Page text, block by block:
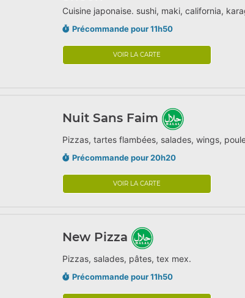
Cuisine japonaise. sushi, maki, california,
Précommande pour 11h50
VOIR LA CARTE
Nuit Sans Faim
Pizzas, tartes flambées, salades, wings,
Précommande pour 20h20
VOIR LA CARTE
New Pizza
Pizzas, salades, pâtes, tex mex.
Précommande pour 11h50